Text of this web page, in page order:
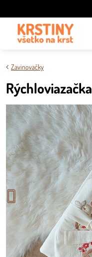
Zavinovačky
Rýchloviazačka